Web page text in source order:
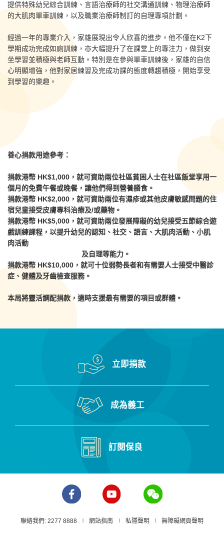
提供特殊幼兒綜合訓練、言語治療師的社交溝通訓練、物理治療師
的大肌肉單車訓練，以及職業治療師制訂的自理專項計劃。
經過一年的專業介入，家雄展現出令人欣喜的進步。他不僅在K2下
學期成功完成如廁訓練，亦大幅提升了在課堂上的專注力，做到安
坐學習並積極與老師互動。特別是在參與單車訓練後，家雄的自信
心明顯增強，他對家居練習及完成功課的態度轉趨積極，開始享受
到學習的樂趣。
善心捐款用途參考：
捐款港幣 HK$1,000，就可資助兩位社區貧困人士在社區飯堂享用一
個月的免費午餐或晚餐，讓他們得到營養膳食。
捐款港幣 HK$2,000，就可資助兩位有濕疹或其他皮膚敏感問題的住
宿兒童接受皮膚專科治療及/或藥物。
捐款港幣 HK$5,000，就可資助兩位發展障礙的幼兒接受五節綜合遊
戲訓練課程，以提升幼兒的認知、社交、語言、大肌肉活動、小肌
肉活動
及自理等能力。
捐款港幣 HK$10,000，就可十位弱勢長者和有需要人士接受中醫診
症、健體及牙齒檢查服務。
本局將靈活調配捐款，適時支援最有需要的項目或群體。
立即捐款
成為義工
訂閱保良
聯絡我們: 2277 8888 網站指南 私隱聲明 無障礙網頁聲明